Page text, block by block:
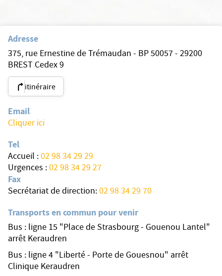
Adresse
375, rue Ernestine de Trémaudan - BP 50057 - 29200
BREST Cedex 9
itinéraire
Email
Cliquer ici
Tel
Accueil :02 98 34 29 29
Urgences :02 98 34 29 27
Fax
Secrétariat de direction:02 98 34 29 70
Transports en commun pour venir
Bus : ligne 15 "Place de Strasbourg - Gouenou Lantel"
arrêt Keraudren
Bus : ligne 4 "Liberté - Porte de Gouesnou" arrêt
Clinique Keraudren